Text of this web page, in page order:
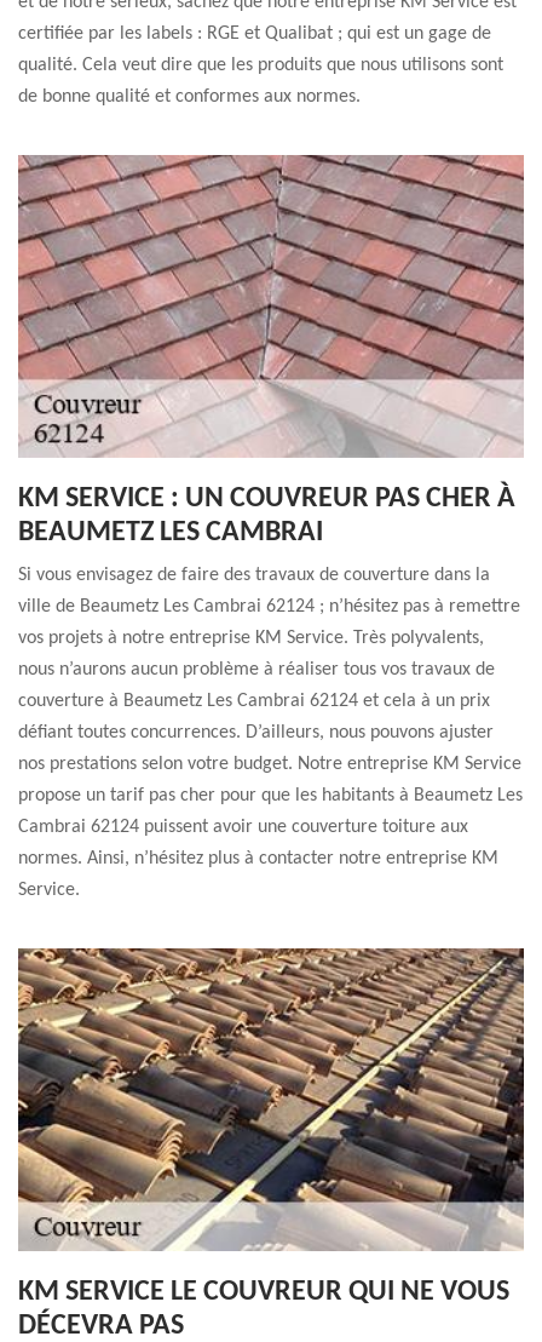
certifiée par les labels : RGE et Qualibat ; qui est un gage de
qualité. Cela veut dire que les produits que nous utilisons sont
de bonne qualité et conformes aux normes.
KM SERVICE : UN COUVREUR PAS CHER À
BEAUMETZ LES CAMBRAI
Si vous envisagez de faire des travaux de couverture dans la
ville de Beaumetz Les Cambrai 62124 ; n’hésitez pas à remettre
vos projets à notre entreprise KM Service. Très polyvalents,
nous n’aurons aucun problème à réaliser tous vos travaux de
couverture à Beaumetz Les Cambrai 62124 et cela à un prix
défiant toutes concurrences. D’ailleurs, nous pouvons ajuster
nos prestations selon votre budget. Notre entreprise KM Service
propose un tarif pas cher pour que les habitants à Beaumetz Les
Cambrai 62124 puissent avoir une couverture toiture aux
normes. Ainsi, n’hésitez plus à contacter notre entreprise KM
Service.
KM SERVICE LE COUVREUR QUI NE VOUS
DÉCEVRA PAS